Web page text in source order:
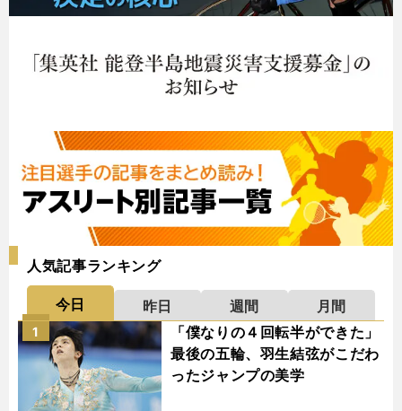
人気記事ランキング
今日 昨日 週間
月間
「僕なりの４回転半ができた」
最後の五輪、羽生結弦がこだわ
ったジャンプの美学
1